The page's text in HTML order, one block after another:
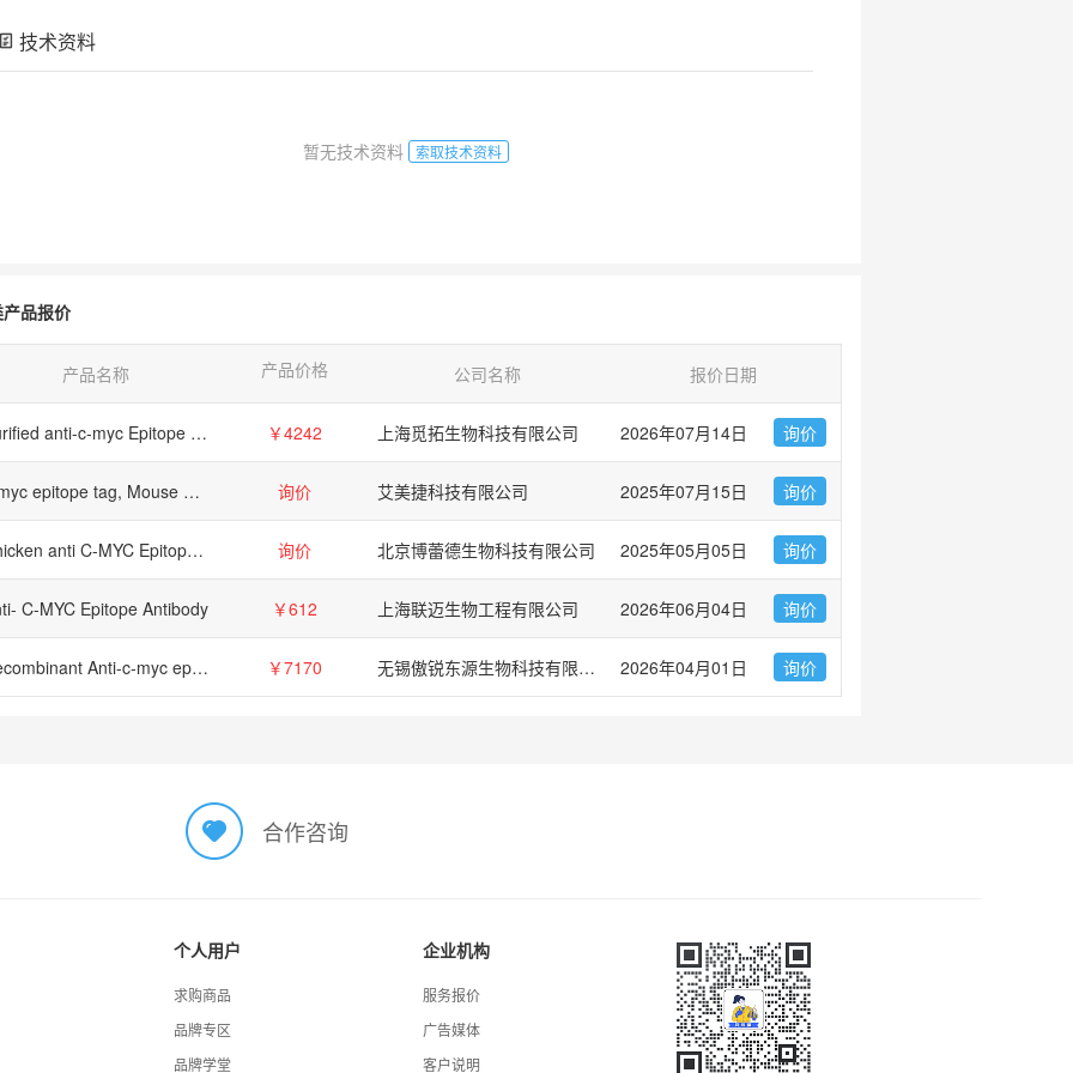
技术资料
暂无技术资料 索取技术资料
品报价
产品名称 产品价格 公司名称 报价日期
Purified anti-c-myc Epitope Tag ￥4242 上海觅拓生物科技有限公司 2026年07月14日 询价
c-myc epitope tag, Mouse Antibody/c-myc epitope tag, Mouse Antibody/c-myc epitope tag, Mouse Antibody 询价 艾美捷科技有限公司 2025年07月15日 询价
Chicken anti C-MYC Epitope Tag 询价 北京博蕾德生物科技有限公司 2025年05月05日 询价
C-MYC Epitope Antibody ￥612 上海联迈生物工程有限公司 2026年06月04日 询价
Recombinant Anti-c-myc epitope tag (Clone 9E10) ￥7170 无锡傲锐东源生物科技有限公司 2026年04月01日 询价
合作咨询
个人用户
求购商品
品牌专区
品牌学堂
企业机构
服务报价
广告媒体
客户说明